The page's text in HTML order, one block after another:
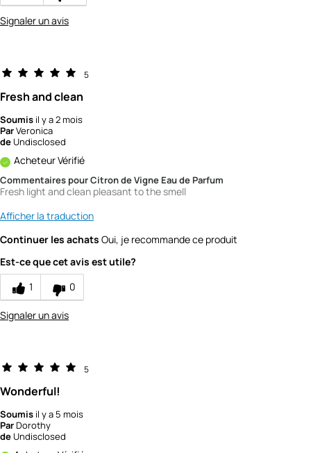
Signaler un avis
5
Fresh and clean
Soumis il y a 2 mois
ParVeronica
deUndisclosed
Acheteur Vérifié
Commentaires pour Citron de Vigne Eau de Parfum
Fresh light and clean pleasant to the smell
Afficher la traduction
Continuer les achats Oui, je recommande ce produit
Est-ce que cet avis est utile?
1
0
Signaler un avis
5
Wonderful!
Soumis il y a 5 mois
ParDorothy
deUndisclosed